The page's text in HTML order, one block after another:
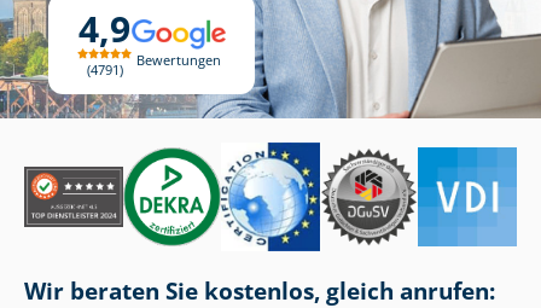
4,9
4791
Bewertungen
Wir beraten Sie kostenlos, gleich anrufen: